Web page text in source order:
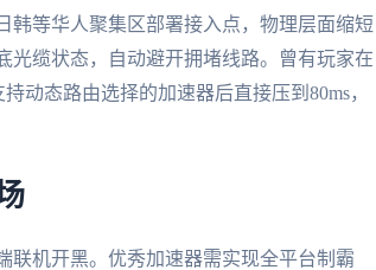
韩等华人聚集区部署接入点，物理层面缩短
光缆状态，自动避开拥堵线路。曾有玩家在
动态路由选择的加速器后直接压到80ms，
联机开黑。优秀加速器需实现全平台制霸